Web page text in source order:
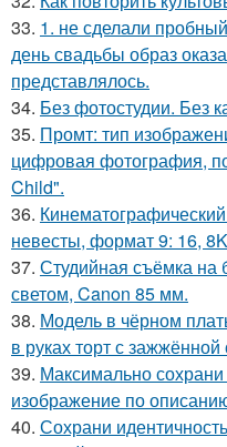
33. 1. не сделали
день свадьбы образ
представлялось.
34. Без фотостудии. Без
35. Промт: тип
цифровая фотография,
Child".
36.
невесты, формат 9: 16,
37. Студийная съёмка на
светом, Canon 85 мм.
38. Модель в чёрном
в руках торт с зажжённой
39. Максимально
изображение по
40. Сохрани